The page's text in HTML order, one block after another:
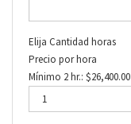
Elija Cantidad horas
Precio por hora
Mínimo 2 hr.: $26,400.00